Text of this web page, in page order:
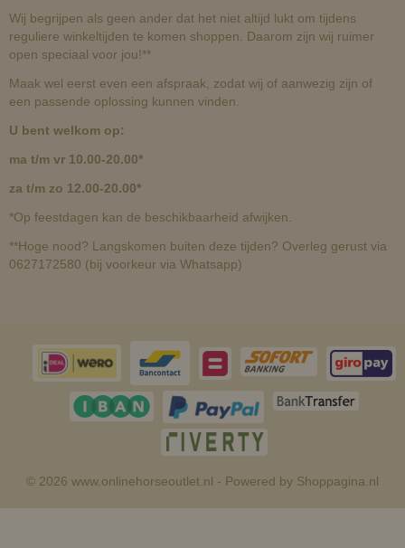
Wij begrijpen als geen ander dat het niet altijd lukt om tijdens
reguliere winkeltijden te komen shoppen. Daarom zijn wij ruimer
open speciaal voor jou!**
Maak wel eerst even een afspraak, zodat wij of aanwezig zijn of
een passende oplossing kunnen vinden.
U bent welkom op:
ma t/m vr 10.00-20.00*
za t/m zo 12.00-20.00*
*Op feestdagen kan de beschikbaarheid afwijken.
**Hoge nood? Langskomen buiten deze tijden? Overleg gerust via
0627172580 (bij voorkeur via Whatsapp)
© 2026 www.onlinehorseoutlet.nl - Powered by Shoppagina.nl